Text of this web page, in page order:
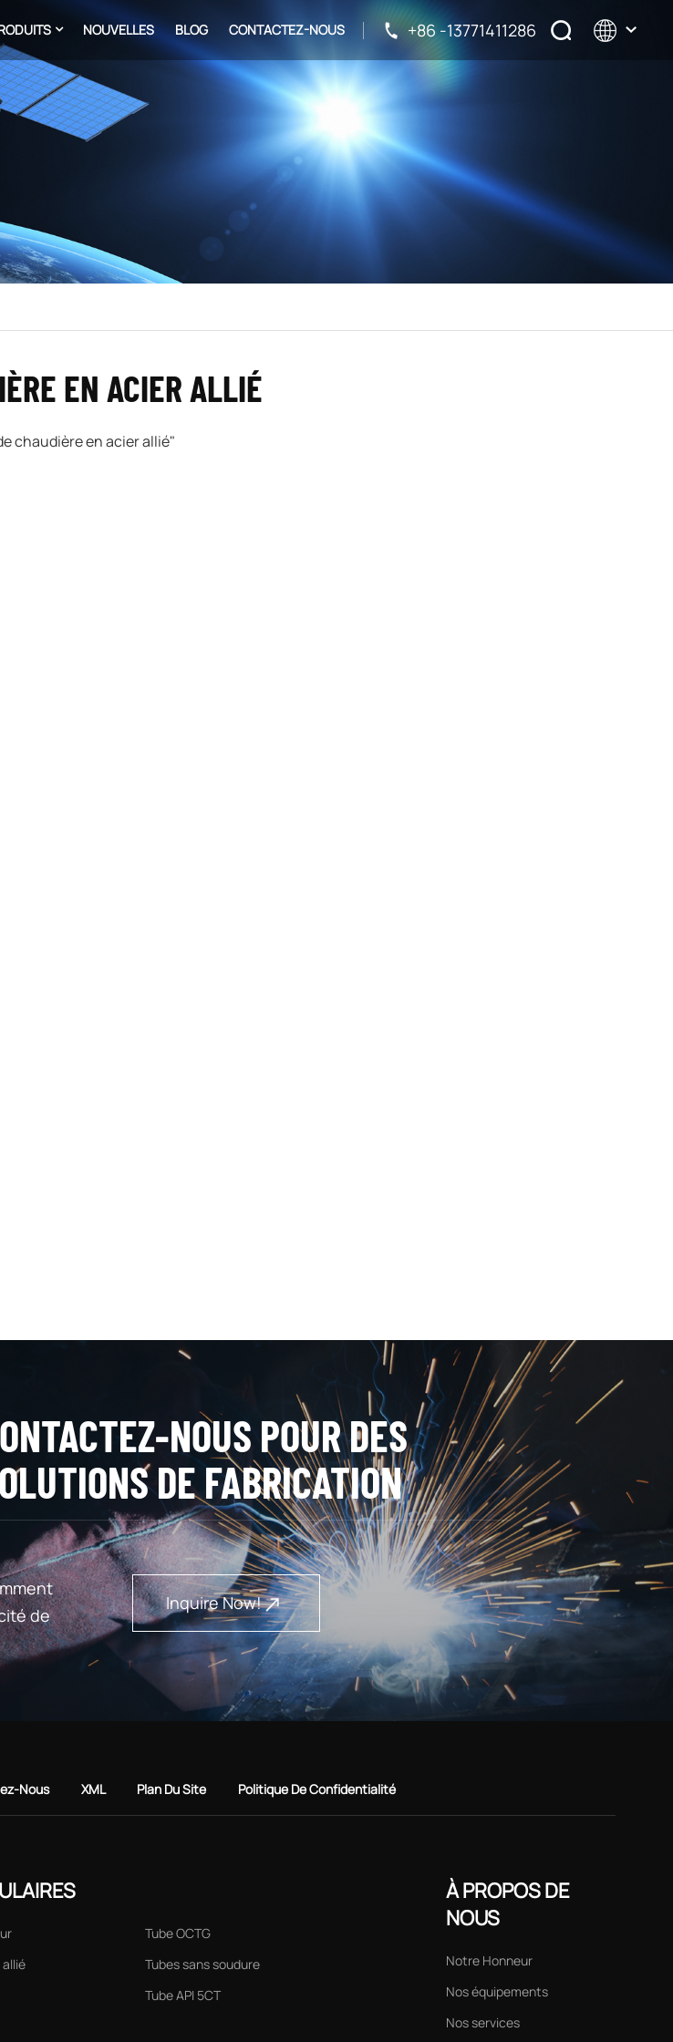
NOUVELLES BLOG CONTACTEZ-NOUS +86 -13771411286
русский
español
EN ACIER ALLIÉ
chaudière en acier allié"
NOUS POUR DES
DE FABRICATION
de
Inquire Now!
Nous XML Plan Du Site Politique De Confidentialité
Tube OCTG
Tubes sans soudure
Tube API 5CT
À PROPOS DE
NOUS
Notre Honneur
Nos équipements
Nos services